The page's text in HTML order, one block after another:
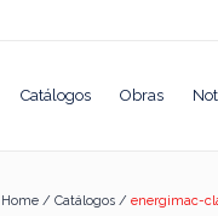
Catálogos Obras
Home / Catálogos / energimac-